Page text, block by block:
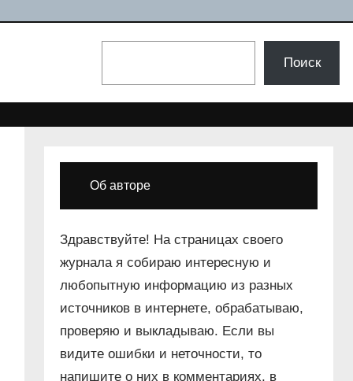
Поиск
Об авторе
Здравствуйте! На страницах своего
журнала я собираю интересную и
любопытную информацию из разных
источников в интернете, обрабатываю,
проверяю и выкладываю. Если вы
видите ошибки и неточности, то
напишите о них в комментариях, в